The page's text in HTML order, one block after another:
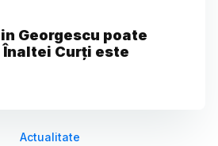
Georgescu poate
Curți este
Actualitate